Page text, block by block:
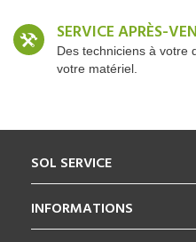
SERVICE APRÈS-
Des techniciens à votre
votre matériel.
INFORMATIONS
SOL SERVICE